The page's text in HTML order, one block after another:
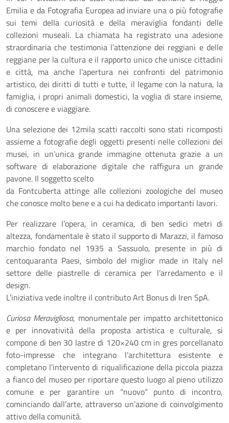
Emilia e da Fotografia Europea ad inviare una o più fotografie
sui temi della curiosità e della meraviglia fondanti delle
collezioni museali. La chiamata ha registrato una adesione
straordinaria che testimonia l’attenzione dei reggiani e delle
reggiane per la cultura e il rapporto unico che unisce cittadini
e città, ma anche l’apertura nei confronti del patrimonio
artistico, dei diritti di tutti e tutte, il legame con la natura, la
famiglia, i propri animali domestici, la voglia di stare insieme,
di conoscere e viaggiare.
Una selezione dei 12mila scatti raccolti sono stati ricomposti
assieme a fotografie degli oggetti presenti nelle collezioni dei
musei, in un’unica grande immagine ottenuta grazie a un
software di elaborazione digitale che raffigura un grande
pavone. Il soggetto scelto
da Fontcuberta attinge alle collezioni zoologiche del museo
che conosce molto bene e a cui ha dedicato importanti lavori.
Per realizzare l’opera, in ceramica, di ben sedici metri di
altezza, fondamentale è stato il supporto di Marazzi, il famoso
marchio fondato nel 1935 a Sassuolo, presente in più di
centoquaranta Paesi, simbolo del miglior made in Italy nel
settore delle piastrelle di ceramica per l’arredamento e il
design.
L’iniziativa vede inoltre il contributo Art Bonus di Iren SpA.
Curiosa Meravigliosa, monumentale per impatto architettonico
e per innovatività della proposta artistica e culturale, si
compone di ben 30 lastre di 120×240 cm in gres porcellanato
foto-impresse che integrano l’architettura esistente e
completano l’intervento di riqualificazione della piccola piazza
a fianco del museo per riportare questo luogo al pieno utilizzo
comune e per garantire un “nuovo” punto di incontro,
cominciando dall’arte, attraverso un’azione di coinvolgimento
attivo della comunità.